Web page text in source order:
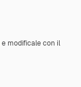
e modificale con il